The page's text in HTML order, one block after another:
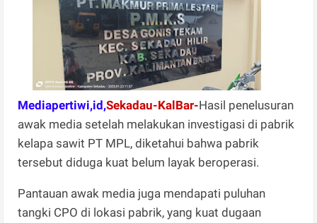
Mediapertiwi,id,Sekadau-KalBar-Hasil penelusuran
awak media setelah melakukan investigasi di pabrik
kelapa sawit PT MPL, diketahui bahwa pabrik
tersebut diduga kuat belum layak beroperasi.
Pantauan awak media juga mendapati puluhan
tangki CPO di lokasi pabrik, yang kuat dugaan